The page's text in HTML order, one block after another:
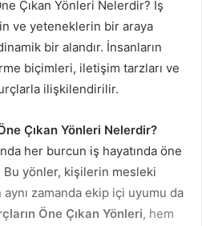
Çıkan Yönleri Nelerdir? İş
ve yeteneklerin bir araya
bir alandır. İnsanların
biçimleri, iletişim tarzları ve
ilişkilendirilir.
Çıkan Yönleri Nelerdir?
her burcun iş hayatında öne
Bu yönler, kişilerin mesleki
aynı zamanda ekip içi uyumu da
Öne Çıkan Yönleri, hem